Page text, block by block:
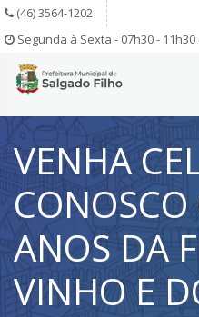
(46) 3564-1202
Segunda à Sexta - 07h30 - 11h30
VENHA
ANOS DA
VINHO E